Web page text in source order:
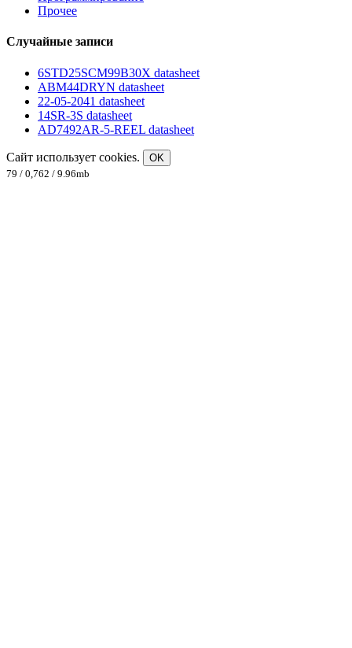
Прочее
Случайные записи
6STD25SCM99B30X datasheet
ABM44DRYN datasheet
22-05-2041 datasheet
14SR-3S datasheet
AD7492AR-5-REEL datasheet
Сайт использует cookies.
OK
79 / 0,762 / 9.96mb